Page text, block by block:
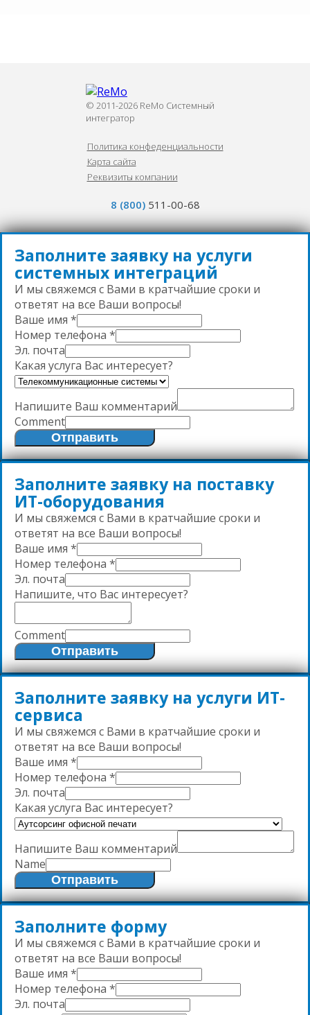
© 2011-2026 ReMo Системный
интегратор
Политика конфеденциальности
Карта сайта
Реквизиты компании
8 (800)511-00-68
Заполните заявку на услуги
системных интеграций
И мы свяжемся с Вами в кратчайшие сроки и
ответят на все Ваши вопросы!
Ваше имя *
Номер телефона *
Эл. почта
Какая услуга Вас интересует?
Напишите Ваш комментарий
Comment
Отправить
Заполните заявку на поставку
ИТ-оборудования
И мы свяжемся с Вами в кратчайшие сроки и
ответят на все Ваши вопросы!
Ваше имя *
Номер телефона *
Эл. почта
Напишите, что Вас интересует?
Comment
Отправить
Заполните заявку на услуги ИТ-
сервиса
И мы свяжемся с Вами в кратчайшие сроки и
ответят на все Ваши вопросы!
Ваше имя *
Номер телефона *
Эл. почта
Какая услуга Вас интересует?
Напишите Ваш комментарий
Name
Отправить
Заполните форму
И мы свяжемся с Вами в кратчайшие сроки и
ответят на все Ваши вопросы!
Ваше имя *
Номер телефона *
Эл. почта